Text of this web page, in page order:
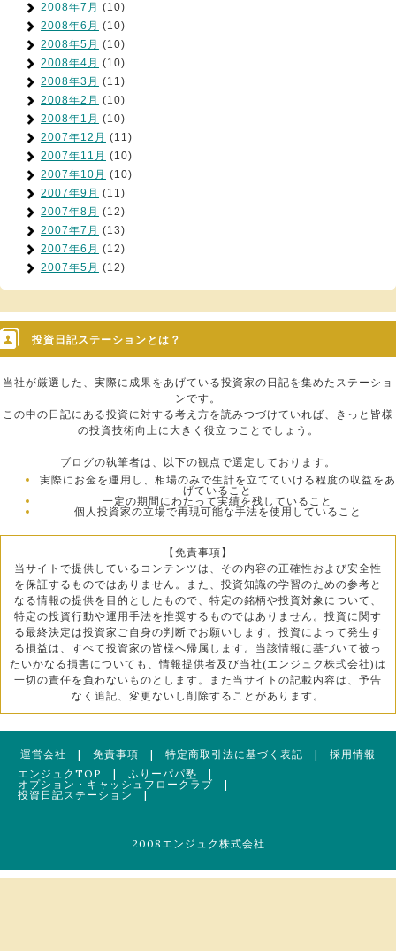
2008年7月 (10)
2008年6月 (10)
2008年5月 (10)
2008年4月 (10)
2008年3月 (11)
2008年2月 (10)
2008年1月 (10)
2007年12月 (11)
2007年11月 (10)
2007年10月 (10)
2007年9月 (11)
2007年8月 (12)
2007年7月 (13)
2007年6月 (12)
2007年5月 (12)
投資日記ステーションとは？
当社が厳選した、実際に成果をあげている投資家の日記を集めたステーショ
ンです。
この中の日記にある投資に対する考え方を読みつづけていれば、きっと皆様
の投資技術向上に大きく役立つことでしょう。
ブログの執筆者は、以下の観点で選定しております。
実際にお金を運用し、相場のみで生計を立てていける程度の収益をあ
げていること
一定の期間にわたって実績を残していること
個人投資家の立場で再現可能な手法を使用していること
【免責事項】
当サイトで提供しているコンテンツは、その内容の正確性および安全性
を保証するものではありません。また、投資知識の学習のための参考と
なる情報の提供を目的としたもので、特定の銘柄や投資対象について、
特定の投資行動や運用手法を推奨するものではありません。投資に関す
る最終決定は投資家ご自身の判断でお願いします。投資によって発生す
る損益は、すべて投資家の皆様へ帰属します。当該情報に基づいて被っ
たいかなる損害についても、情報提供者及び当社(エンジュク株式会社)は
一切の責任を負わないものとします。また当サイトの記載内容は、予告
なく追記、変更ないし削除することがあります。
運営会社 | 免責事項 | 特定商取引法に基づく表記 | 採用情報
エンジュクTOP
| ふりーパパ塾 |
オプション・キャッシュフロークラブ |
投資日記ステーション
|
2008エンジュク株式会社